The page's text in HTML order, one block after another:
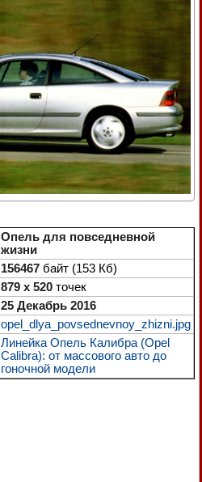
Опель для повседневной
жизни
156467 байт (153 Кб)
879 x 520 точек
25 Декабрь 2016
opel_dlya_povsednevnoy_zhizni.jpg
Линейка Опель Калибра (Opel
Calibra): от массового авто до
гоночной модели